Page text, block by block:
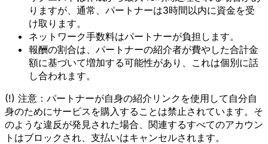
りますが、通常、パートナーは3時間以内に資金を受
け取ります。
ネットワーク手数料はパートナーが負担します。
報酬の割合は、パートナーの紹介者が費やした合計金
額に基づいて増加する可能性があり、これは個別に話
し合われます。
(!) 注意：パートナーが自身の紹介リンクを使用して自分自
身のためにサービスを購入することは禁止されています。そ
のような違反が発見された場合、関連するすべてのアカウン
トはブロックされ、支払いはキャンセルされます。